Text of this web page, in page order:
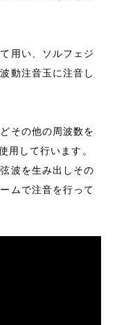
用い、ソルフェジ
動注音玉に注音し
その他の周波数を
用して行います。
波を生み出しその
ムで注音を行って